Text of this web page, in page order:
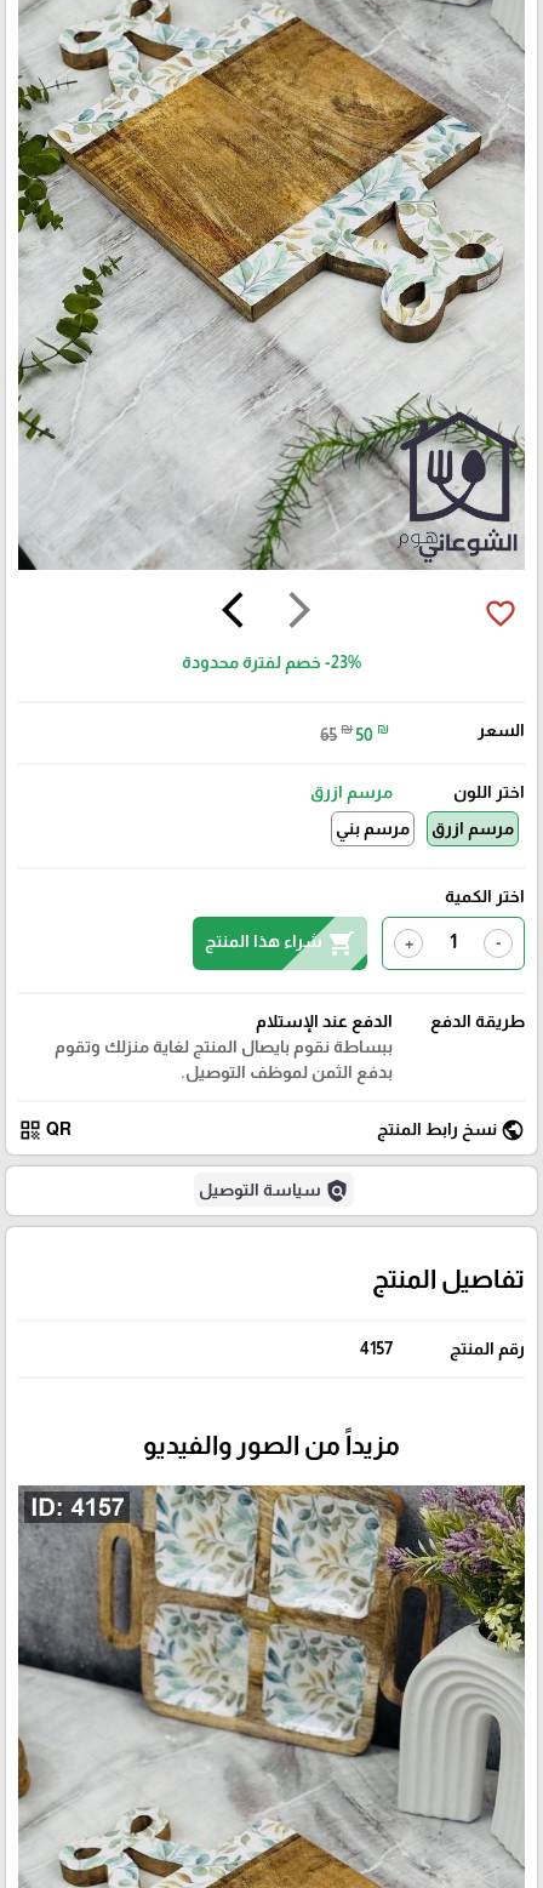
arrow_forward_ios
arrow_back_ios favorite_border
-23% خصم لفترة محدودة
السعر 65 ₪ 50 ₪
اختر اللون
مرسم ازرق
مرسم ازرق
مرسم بني
اختر الكمية
-
+
shopping_cart شراء هذا المنتج
طريقة الدفع
الدفع عند الإستلام
ببساطة نقوم بايصال المنتج لغاية منزلك وتقوم
بدفع الثمن لموظف التوصيل.
public نسخ رابط المنتج QR
qr_code
policy سياسة التوصيل
تفاصيل المنتج
رقم المنتج 4157
مزيداً من الصور والفيديو